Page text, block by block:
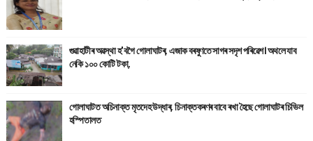
গুৱাহাটীৰ অৱস্থা হ'বগৈ গোলাঘাটৰ, এজাক বৰষুণতে সাগৰ সদৃশ পৰিৱেশ। অথলে যাব
নেকি ১০০ কোটি টকা,
গোলাঘাটত অচিনাক্ত মৃতদেহ উদ্ধাৰ, চিনাক্তকৰণৰ বাবে ৰখা হৈছে গোলাঘাটৰ চিভিল
হস্পিতালত